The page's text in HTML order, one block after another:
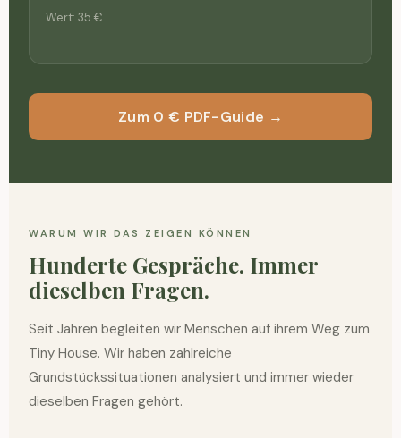
Wert: 35 €
Zum 0 € PDF-Guide →
WARUM WIR DAS ZEIGEN KÖNNEN
Hunderte Gespräche. Immer
dieselben Fragen.
Seit Jahren begleiten wir Menschen auf ihrem Weg zum
Tiny House. Wir haben zahlreiche
Grundstückssituationen analysiert und immer wieder
dieselben Fragen gehört.